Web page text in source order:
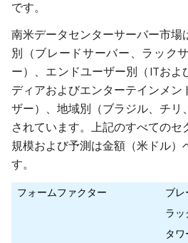
です。
南米データセンターサーバー市場
別（ブレードサーバー、ラック
ー）、エンドユーザー別（ITおよ
ディアおよびエンターテインメン
ザー）、地域別（ブラジル、チリ
されています。上記のすべての
規模および予測は金額（米ドル）
す。
フォームファクター
ブレ
ラッ
タ